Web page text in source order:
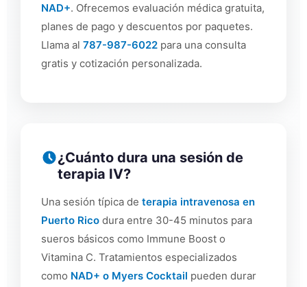
NAD+. Ofrecemos evaluación médica gratuita,
planes de pago y descuentos por paquetes.
Llama al 787-987-6022 para una consulta
gratis y cotización personalizada.
¿Cuánto dura una sesión de
terapia IV?
Una sesión típica de terapia intravenosa en
Puerto Rico dura entre 30-45 minutos para
sueros básicos como Immune Boost o
Vitamina C. Tratamientos especializados
como NAD+ o Myers Cocktail pueden durar